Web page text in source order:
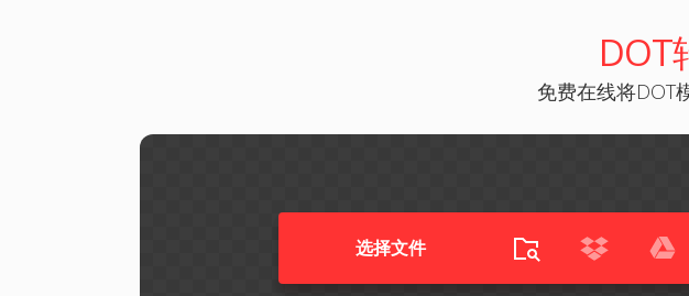
DOT
免费在线将DOT
选择文件